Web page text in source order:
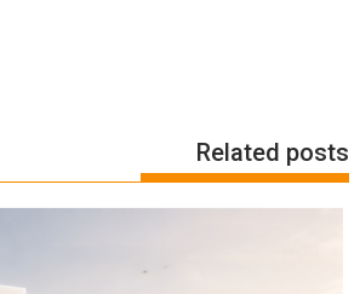
Related posts